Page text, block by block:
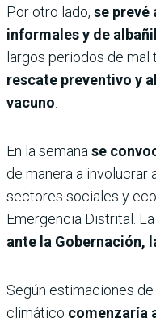
Por otro lado, se prevé
informales y de
largos periodos de mal
rescate preventivo y
vacuno
En la semana se
de manera a
sectores sociales y
Emergencia Distrital.
ante la Gobernación,
Según estimaciones
climático comenzaría